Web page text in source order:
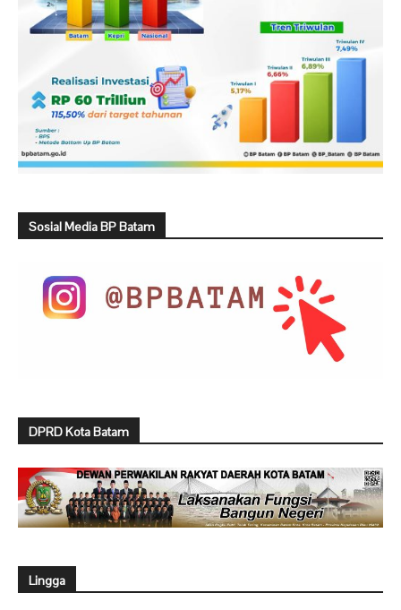
Sosial Media BP Batam
DPRD Kota Batam
Lingga